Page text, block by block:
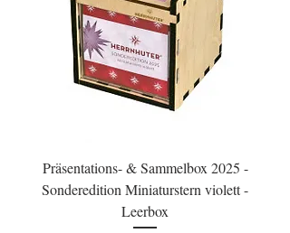
Präsentations- & Sammelbox 2025 -
Sonderedition Miniaturstern violett -
Leerbox